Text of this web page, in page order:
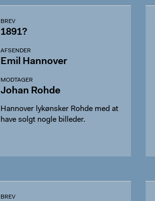
BREV
1891?
AFSENDER
Emil Hannover
MODTAGER
Johan Rohde
Hannover lykønsker Rohde med at
have solgt nogle billeder.
BREV